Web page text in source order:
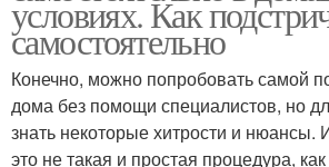
условиях. Как
самостоятельно
Конечно, можно попробовать самой
дома без помощи специалистов, но
знать некоторые хитрости и нюансы.
это не такая и простая процедура,